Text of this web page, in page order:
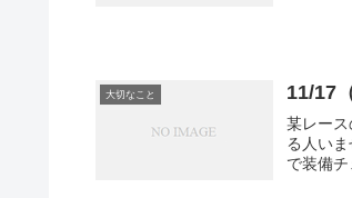
大切なこと 11/17
某レー
る人い
で装備